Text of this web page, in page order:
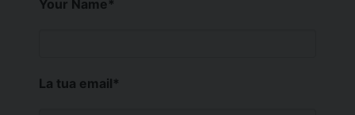
Your Name*
La tua email*